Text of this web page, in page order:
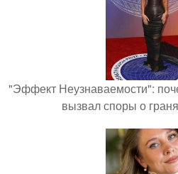
"Эффект Неузнаваемости":
вызвал споры о